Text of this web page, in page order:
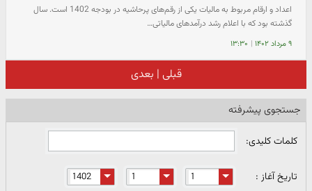
اعداد و ارقام مربوط به مالیات یکی از رقم‌های پرحاشیه در بودجه 1402 است. سال
گذشته بود که با اعلام رشد درآمدهای مالیاتی…
۹ مرداد ۱۴۰۲ | ۱۳:۳۰
قبلی | بعدی
جستجوی پیشرفته
کلمات کلیدی:
تاریخ آغاز :